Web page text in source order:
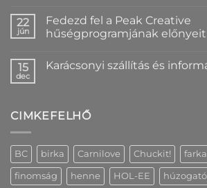
rend
bejegyzéshez
a(z)
Egyedi
kutyanyakörv
névvel
es
változatban
22
jún
Fedezd fel a Peak Creative
hűségprogramjának
a(z)
Creative
hűségprogramjának
15
dec
Karácsonyi szállítás és
szállítás
CIMKEFELHŐ
BC birka Carnilove Chuckit!
finomság henne HOL-EE